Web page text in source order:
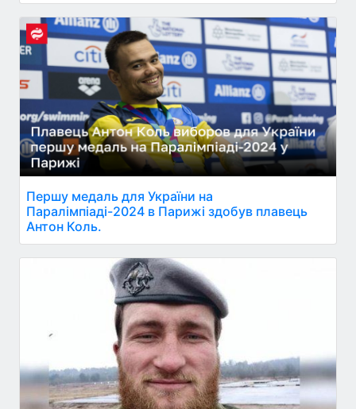
Першу медаль для України на
Паралімпіаді-2024 в Парижі здобув плавець
Антон Коль.